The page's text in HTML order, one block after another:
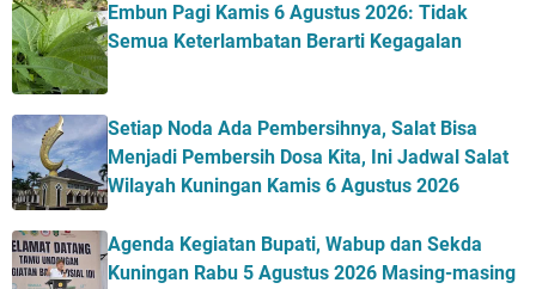
Embun Pagi Kamis 6 Agustus 2026: Tidak
Semua Keterlambatan Berarti Kegagalan
Setiap Noda Ada Pembersihnya, Salat Bisa
Menjadi Pembersih Dosa Kita, Ini Jadwal Salat
Wilayah Kuningan Kamis 6 Agustus 2026
Agenda Kegiatan Bupati, Wabup dan Sekda
Kuningan Rabu 5 Agustus 2026 Masing-masing